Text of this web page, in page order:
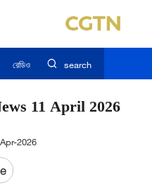
রেডিও search
11 April 2026
2026